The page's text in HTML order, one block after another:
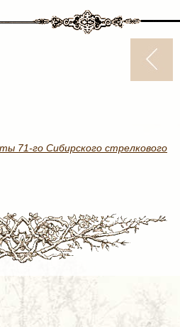
71-го Сибирского стрелкового